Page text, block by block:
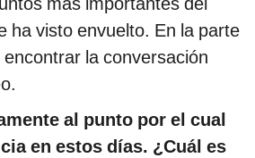
ha visto envuelto. En la parte
la conversación
al punto por el cual
en estos días. ¿Cuál es